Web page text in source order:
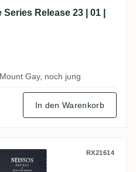
Release 23 | 01 |
Gay, noch jung
In den Warenkorb
2024 RX21614